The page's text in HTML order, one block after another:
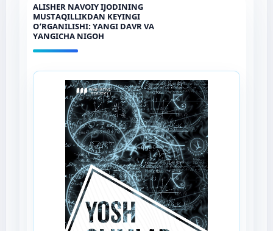
ALISHER NAVOIY IJODINING
MUSTAQILLIKDAN KEYINGI
O‘RGANILISHI: YANGI DAVR VA
YANGICHA NIGOH